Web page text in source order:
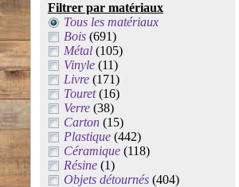
Filtrer par matériaux
Tous les matériaux
Bois (691)
Métal (105)
Vinyle (11)
Livre (171)
Touret(16)
Verre (38)
Carton (15)
Plastique (442)
Céramique (118)
Résine (1)
Objets détournés (404)